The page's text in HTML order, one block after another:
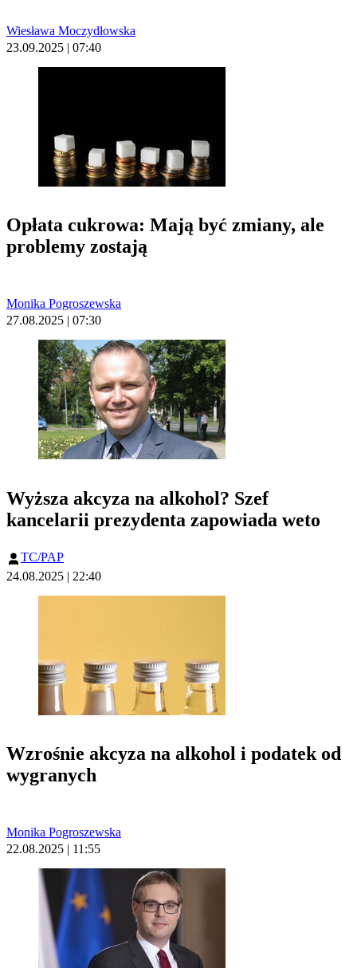
Wiesława Moczydłowska
23.09.2025 | 07:40
Opłata cukrowa: Mają być zmiany, ale
problemy zostają
Monika Pogroszewska
27.08.2025 | 07:30
Wyższa akcyza na alkohol? Szef
kancelarii prezydenta zapowiada weto
TC/PAP
24.08.2025 | 22:40
Wzrośnie akcyza na alkohol i podatek od
wygranych
Monika Pogroszewska
22.08.2025 | 11:55